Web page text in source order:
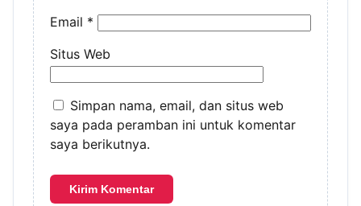
Email *
Situs Web
Simpan nama, email, dan situs web
saya pada peramban ini untuk komentar
saya berikutnya.